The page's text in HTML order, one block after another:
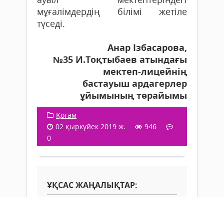
мұғалімдердің білімі жетіле
түседі.
Анар Ізбасарова,
№35 И.Тоқтыбаев атындағы
мектеп-лицейнің
бастауыш ардагерлер
ұйымының төрайымы
Қоғам
02 қыркүйек 2019 ж.
946
0
ҰҚСАС ЖАҢАЛЫҚТАР: